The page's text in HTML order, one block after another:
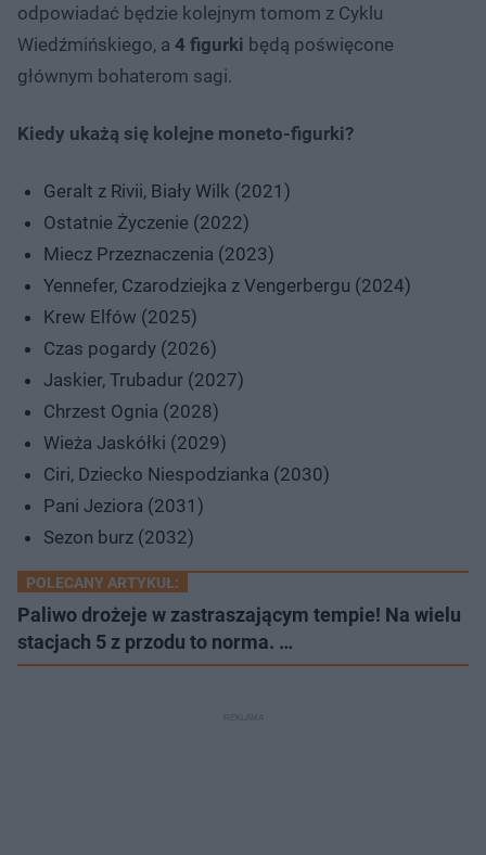
odpowiadać będzie kolejnym tomom z Cyklu
Wiedźmińskiego, a 4 figurki będą poświęcone
głównym bohaterom sagi.
Kiedy ukażą się kolejne moneto-figurki?
Geralt z Rivii, Biały Wilk (2021)
Ostatnie Życzenie (2022)
Miecz Przeznaczenia (2023)
Yennefer, Czarodziejka z Vengerbergu (2024)
Krew Elfów (2025)
Czas pogardy (2026)
Jaskier, Trubadur (2027)
Chrzest Ognia (2028)
Wieża Jaskółki (2029)
Ciri, Dziecko Niespodzianka (2030)
Pani Jeziora (2031)
Sezon burz (2032)
POLECANY ARTYKUŁ:
Paliwo drożeje w zastraszającym tempie! Na wielu
stacjach 5 z przodu to norma. …